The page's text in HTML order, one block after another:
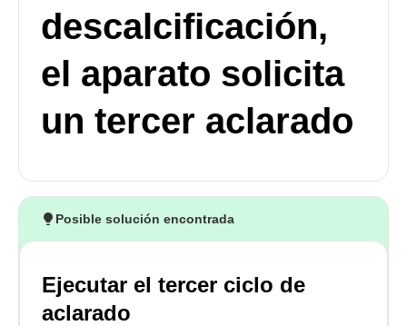
descalcificación,
el aparato solicita
un tercer aclarado
Posible solución encontrada
Ejecutar el tercer ciclo de
aclarado